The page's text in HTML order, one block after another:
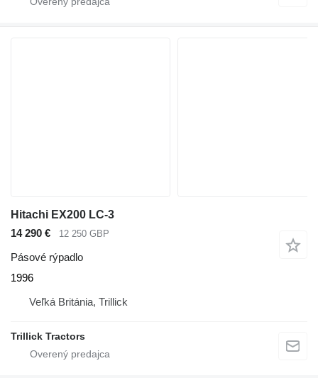
Hitachi EX200 LC-3
14 290 €
12 250 GBP
Pásové rýpadlo
1996
Veľká Británia, Trillick
Trillick Tractors